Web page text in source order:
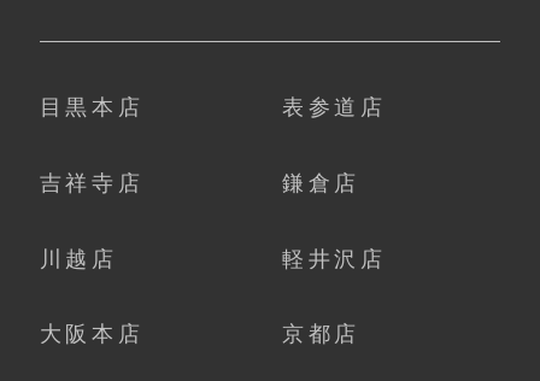
目黒本店 表参道店
吉祥寺店 鎌倉店
川越店 軽井沢店
大阪本店 京都店